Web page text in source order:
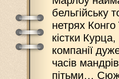
бельгійську
нетрях Конго
кістки
компанії
часів
пітьми…